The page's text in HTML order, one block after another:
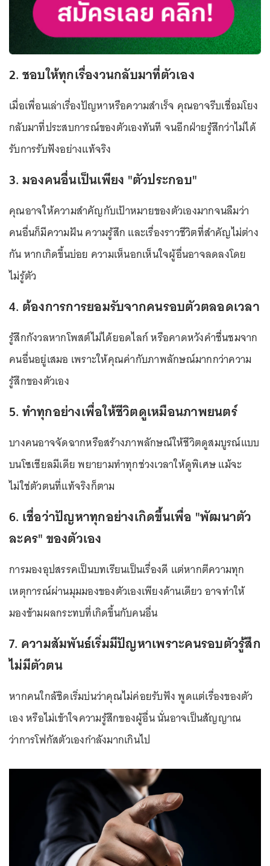
2. ชอบให้ทุกเรื่องวนกลับมาที่ตัวเอง
เมื่อเพื่อนเล่าเรื่องปัญหาหรือความสำเร็จ คุณอาจรีบเชื่อมโยง
กลับมาที่ประสบการณ์ของตัวเองทันที จนอีกฝ่ายรู้สึกว่าไม่ได้
รับการรับฟังอย่างแท้จริง
3. มองคนอื่นเป็นเพียง "ตัวประกอบ"
คุณอาจให้ความสำคัญกับเป้าหมายของตัวเองมากจนลืมว่า
คนอื่นก็มีความฝัน ความรู้สึก และเรื่องราวชีวิตที่สำคัญไม่ต่าง
กัน หากเกิดขึ้นบ่อย ความเห็นอกเห็นใจผู้อื่นอาจลดลงโดย
ไม่รู้ตัว
4. ต้องการการยอมรับจากคนรอบตัวตลอดเวลา
รู้สึกกังวลหากโพสต์ไม่ได้ยอดไลก์ หรือคาดหวังคำชื่นชมจาก
คนอื่นอยู่เสมอ เพราะให้คุณค่ากับภาพลักษณ์มากกว่าความ
รู้สึกของตัวเอง
5. ทำทุกอย่างเพื่อให้ชีวิตดูเหมือนภาพยนตร์
บางคนอาจจัดฉากหรือสร้างภาพลักษณ์ให้ชีวิตดูสมบูรณ์แบบ
บนโซเชียลมีเดีย พยายามทำทุกช่วงเวลาให้ดูพิเศษ แม้จะ
ไม่ใช่ตัวตนที่แท้จริงก็ตาม
6. เชื่อว่าปัญหาทุกอย่างเกิดขึ้นเพื่อ "พัฒนาตัว
ละคร" ของตัวเอง
การมองอุปสรรคเป็นบทเรียนเป็นเรื่องดี แต่หากตีความทุก
เหตุการณ์ผ่านมุมมองของตัวเองเพียงด้านเดียว อาจทำให้
มองข้ามผลกระทบที่เกิดขึ้นกับคนอื่น
7. ความสัมพันธ์เริ่มมีปัญหาเพราะคนรอบตัวรู้สึก
ไม่มีตัวตน
หากคนใกล้ชิดเริ่มบ่นว่าคุณไม่ค่อยรับฟัง พูดแต่เรื่องของตัว
เอง หรือไม่เข้าใจความรู้สึกของผู้อื่น นั่นอาจเป็นสัญญาณ
ว่าการโฟกัสตัวเองกำลังมากเกินไป